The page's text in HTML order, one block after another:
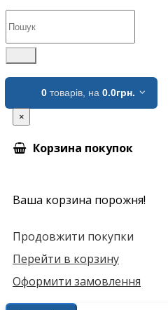
0 товарів, на 0.0грн.
×
Корзина покупок
Ваша корзина порожня!
Продовжити покупки
Перейти в корзину
Оформити замовлення